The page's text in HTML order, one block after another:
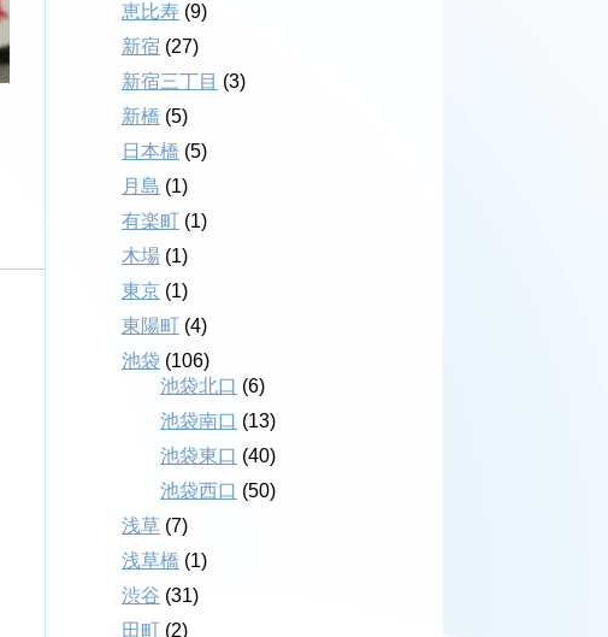
恵比寿 (9)
新宿 (27)
新宿三丁目 (3)
新橋 (5)
日本橋 (5)
月島 (1)
有楽町 (1)
木場 (1)
東京 (1)
東陽町 (4)
池袋 (106)
池袋北口 (6)
池袋南口 (13)
池袋東口 (40)
池袋西口 (50)
浅草 (7)
浅草橋 (1)
渋谷 (31)
田町 (2)